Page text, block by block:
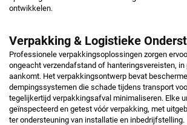
ontwikkelen.
Verpakking & Logistieke
Professionele verpakkingsoplossingen zorgen
ongeacht verzendafstand of hanteringsvereisten,
aankomt. Het verpakkingsontwerp bevat
dempingssystemen die schade tijdens transport
tegelijkertijd verpakkingsafval minimaliseren. Elke
geïnspecteerd en getest vóór verpakking, met
ter ondersteuning van installatie en inbedrijfstelling.